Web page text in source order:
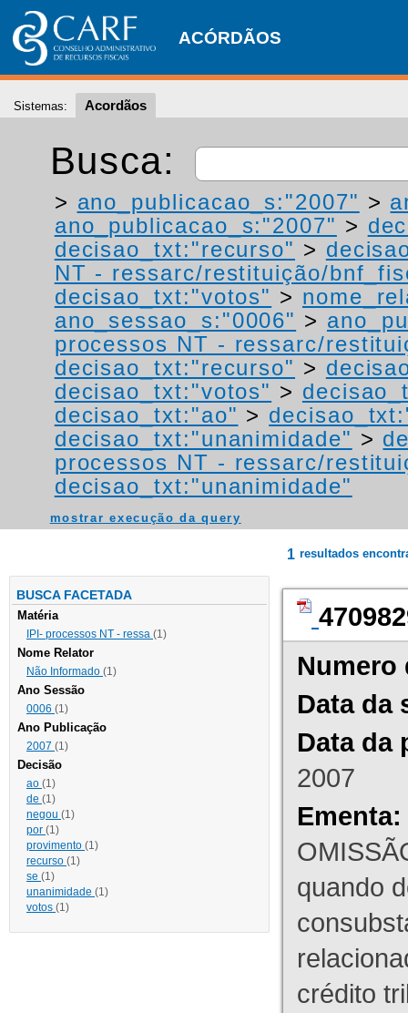
ACÓRDÃOS
Sistemas: Acordãos
Busca:
> ano_publicacao_s:"2007" >
ano_publicacao_s:"2007" >
decisao_txt:"recurso" >
NT - ressarc/restituição/
decisao_txt:"votos" >
ano_sessao_s:"0006" >
processos NT - ressarc/
decisao_txt:"recurso" >
decisao_txt:"votos" >
decisao_txt:"ao" >
decisao_txt:"unanimidade" >
processos NT - ressarc/
decisao_txt:"unanimidade"
mostrar execução da query
BUSCA FACETADA
Matéria
IPI- processos NT - ressa (1)
Nome Relator
Não Informado (1)
Ano Sessão
0006 (1)
Ano Publicação
2007 (1)
Decisão
ao (1)
de (1)
negou (1)
por (1)
provimento (1)
recurso (1)
se (1)
unanimidade (1)
votos (1)
1 resultados
Numero
Data da
Data da
2007
Ementa:
quando
crédito